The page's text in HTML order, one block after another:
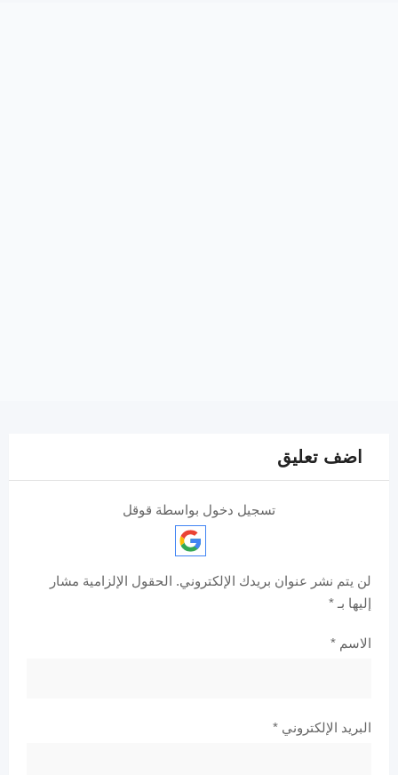
اضف تعليق
تسجيل دخول بواسطة قوقل
لن يتم نشر عنوان بريدك الإلكتروني. الحقول الإلزامية مشار
إليها بـ *
الاسم *
البريد الإلكتروني *